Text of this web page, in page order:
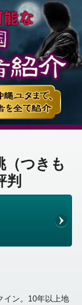
（つきも
判
ン。10年以上地